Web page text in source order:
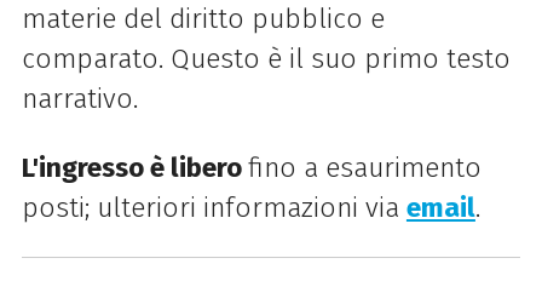
materie del diritto pubblico e
comparato. Questo è il suo primo testo
narrativo.
L'ingresso è liberofino a esaurimento
posti; ulteriori informazioni via email.